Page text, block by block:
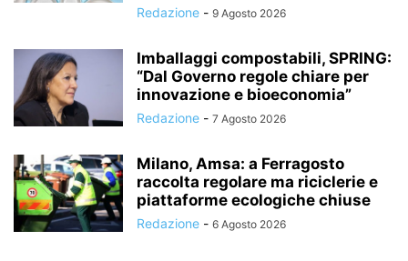
Redazione - 9 Agosto 2026
Imballaggi compostabili, SPRING:
“Dal Governo regole chiare per
innovazione e bioeconomia”
Redazione - 7 Agosto 2026
Milano, Amsa: a Ferragosto
raccolta regolare ma riciclerie e
piattaforme ecologiche chiuse
Redazione - 6 Agosto 2026